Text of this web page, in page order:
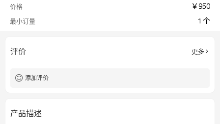
价格 ￥950
最小订量 1 个
评价 更多
添加评价
产品描述